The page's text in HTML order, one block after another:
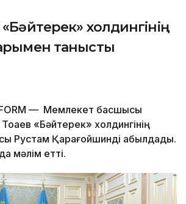
холдингінің
танысты
— Мемлекет басшысы
«Бәйтерек» холдингінің
Рустам Қарағойшинді қабылдады.
мәлім етті.